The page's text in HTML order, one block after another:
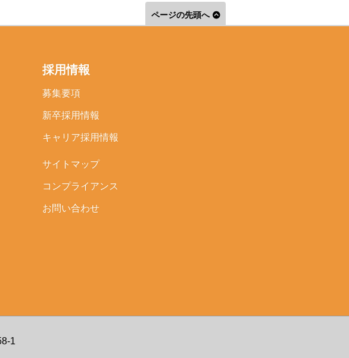
ページの先頭へ
採用情報
募集要項
新卒採用情報
キャリア採用情報
サイトマップ
コンプライアンス
お問い合わせ
1